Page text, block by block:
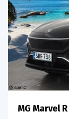
MG Marvel R